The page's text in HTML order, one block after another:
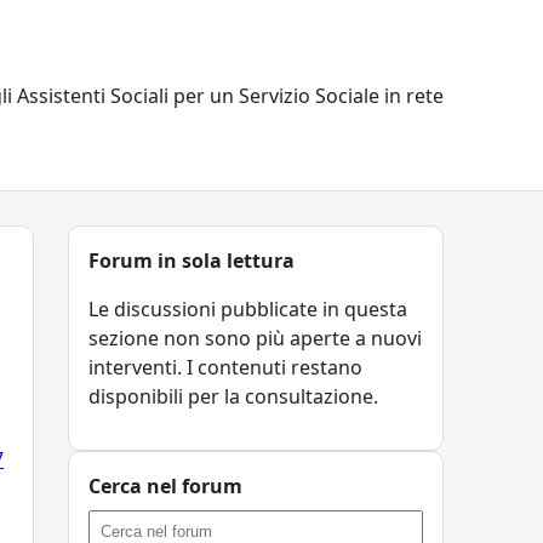
Assistenti Sociali per un Servizio Sociale in rete
Forum in sola lettura
Le discussioni pubblicate in questa
sezione non sono più aperte a nuovi
interventi. I contenuti restano
disponibili per la consultazione.
Cerca nel forum